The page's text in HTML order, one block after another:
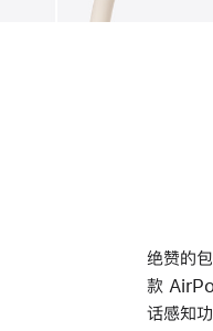
绝赞的
款
话感知